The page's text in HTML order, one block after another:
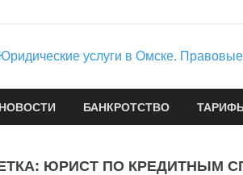
НОВОСТИ БАНКРОТСТВО
ЮРИСТ ПО КРЕДИТНЫМ